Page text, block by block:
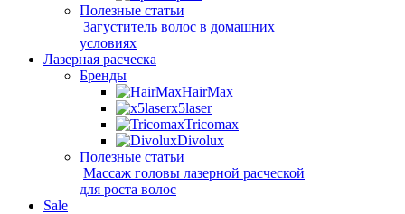
Полезные статьи
Загуститель волос в домашних
условиях
Лазерная расческа
Бренды
HairMax
x5laser
Tricomax
Divolux
Полезные статьи
Массаж головы лазерной расческой
для роста волос
Sale